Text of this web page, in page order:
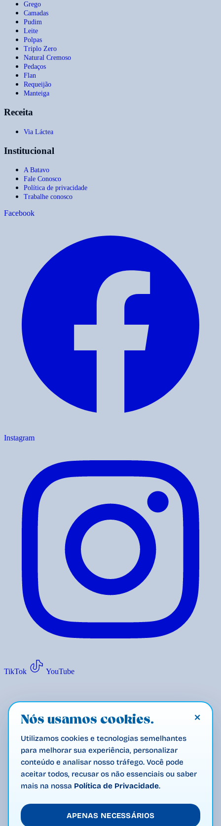
Grego
Camadas
Pudim
Leite
Polpas
Triplo Zero
Natural Cremoso
Pedaços
Flan
Requeijão
Manteiga
Receita
Via Láctea
Institucional
A Batavo
Fale Conosco
Política de privacidade
Trabalhe conosco
Facebook
Instagram
TikTok YouTube
×
Nós usamos cookies.
Utilizamos cookies e tecnologias semelhantes
para melhorar sua experiência, personalizar
conteúdo e analisar nosso tráfego. Você pode
aceitar todos, recusar os não essenciais ou saber
mais na nossa Política de Privacidade.
APENAS NECESSÁRIOS